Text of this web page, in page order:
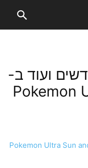
ועוד ב-
Pokemon